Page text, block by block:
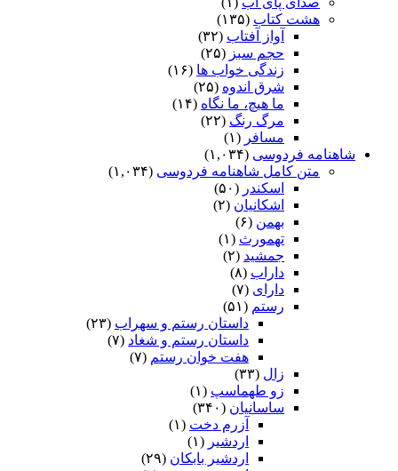
هشت کتاب (۱۳۵)
آواز آفتاب (۳۲)
حجم سبز (۲۵)
زندگی خواب ها (۱۶)
شرق اندوه (۲۵)
ما هیچ، ما نگاه (۱۴)
مرگ رنگ (۲۲)
مسافر (۱)
شاهنامه فردوسی (۱,۰۳۴)
متن کامل شاهنامه فردوسی (۱,۰۳۴)
اسکندر (۵۰)
اشکانیان (۲)
بهمن (۶)
تهمورث (۱)
جمشید (۲)
داراب (۸)
دارای (۷)
رستم (۵۱)
داستان رستم و سهراب (۲۳)
داستان رستم و شغاد (۷)
هفت خوان رستم‏ (۷)
زال (۳۳)
زو طهماسپ‏ (۱)
ساسانیان (۳۴۰)
آزرم دخت (۱)
اردشیر (۱)
اردشیر بابکان (۲۹)